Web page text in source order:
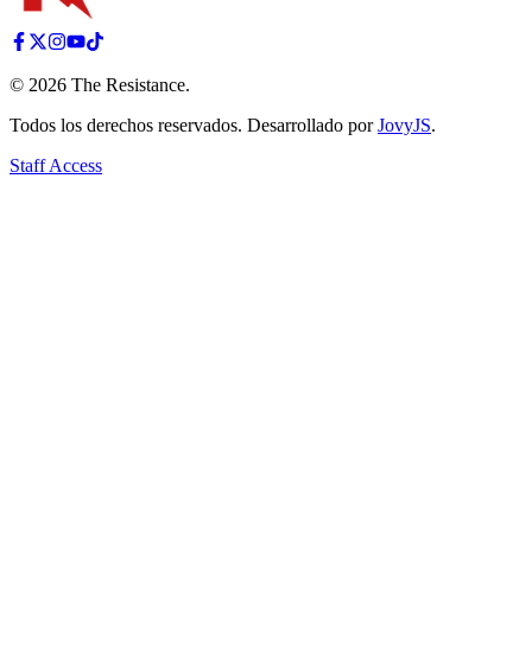
© 2026 The Resistance.
Todos los derechos reservados. Desarrollado por JovyJS.
Staff Access